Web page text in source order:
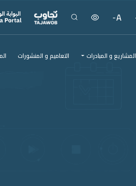
المشاريع و المبادرات
المشاريع و المبادرات التعاميم و المنشورات